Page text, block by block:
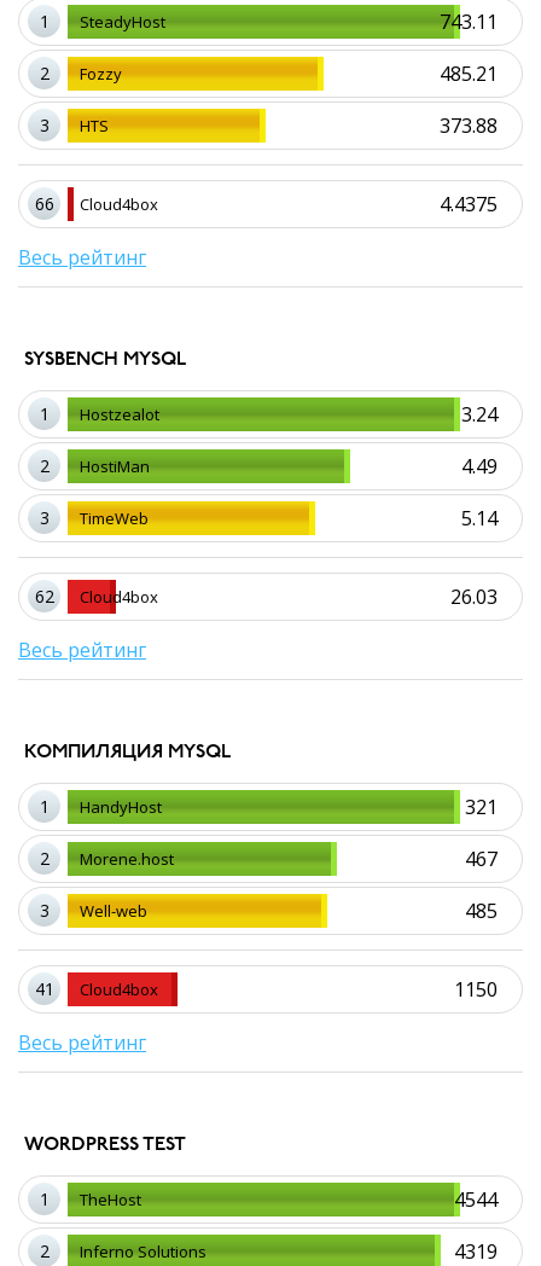
1 743.11
SteadyHost
2 485.21
Fozzy
3 373.88
HTS
66 4.4375
Cloud4box
Весь рейтинг
SYSBENCH MYSQL
1 3.24
Hostzealot
2 4.49
HostiMan
3 5.14
TimeWeb
62 26.03
Cloud4box
Весь рейтинг
КОМПИЛЯЦИЯ MYSQL
1 321
HandyHost
2 467
Morene.host
3 485
Well-web
41 1150
Cloud4box
Весь рейтинг
WORDPRESS TEST
1 4544
TheHost
2 4319
Inferno Solutions